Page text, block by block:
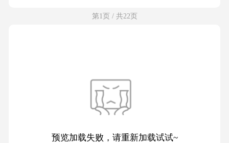
第1页 / 共22页
预览加载失败，请重新加载试试~